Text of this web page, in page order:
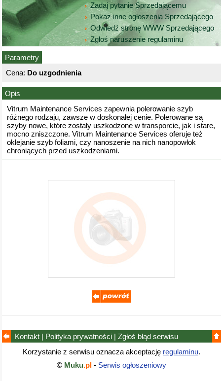
Zadaj pytanie Sprzedającemu
Pokaż inne ogłoszenia Sprzedającego
Odwiedź stronę WWW Sprzedającego
Zgłoś naruszenie regulaminu
Parametry
Cena: Do uzgodnienia
Opis
Vitrum Maintenance Services zapewnia polerowanie szyb
różnego rodzaju, zawsze w doskonałej cenie. Polerowane są
szyby nowe, które zostały uszkodzone w transporcie, jak i stare,
mocno zniszczone. Vitrum Maintenance Services oferuje też
oklejanie szyb foliami, czy nanoszenie na nich nanopowłok
chroniących przed uszkodzeniami.
Kontakt | Polityka prywatności | Zgłoś błąd serwisu
Korzystanie z serwisu oznacza akceptację regulaminu.
© Muku.pl - Serwis ogłoszeniowy